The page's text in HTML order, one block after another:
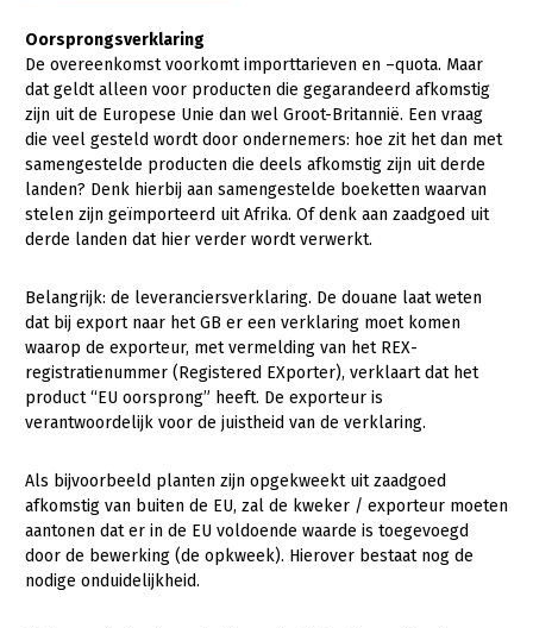
Contact
Oorsprongsverklaring
De overeenkomst voorkomt importtarieven en –quota. Maar
dat geldt alleen voor producten die gegarandeerd afkomstig
zijn uit de Europese Unie dan wel Groot-Britannië. Een vraag
die veel gesteld wordt door ondernemers: hoe zit het dan met
samengestelde producten die deels afkomstig zijn uit derde
landen? Denk hierbij aan samengestelde boeketten waarvan
stelen zijn geïmporteerd uit Afrika. Of denk aan zaadgoed uit
derde landen dat hier verder wordt verwerkt.
Belangrijk: de leveranciersverklaring. De douane laat weten
dat bij export naar het GB er een verklaring moet komen
waarop de exporteur, met vermelding van het REX-
registratienummer (Registered EXporter), verklaart dat het
product “EU oorsprong” heeft. De exporteur is
verantwoordelijk voor de juistheid van de verklaring.
Als bijvoorbeeld planten zijn opgekweekt uit zaadgoed
afkomstig van buiten de EU, zal de kweker / exporteur moeten
aantonen dat er in de EU voldoende waarde is toegevoegd
door de bewerking (de opkweek). Hierover bestaat nog de
nodige onduidelijkheid.